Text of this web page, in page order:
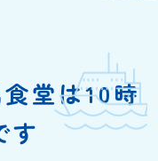
堂は10時
す